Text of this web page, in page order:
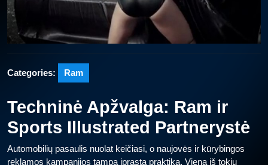
Categories: Ram
Techninė Apžvalga: Ram ir
Sports Illustrated Partnerystė
Automobilių pasaulis nuolat keičiasi, o naujovės ir kūrybingos
reklamos kampanijos tampa įprasta praktika. Viena iš tokių